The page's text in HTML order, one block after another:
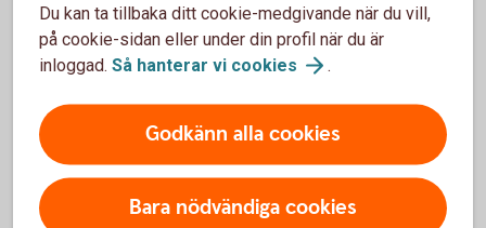
som gjorts under året.
Pengarna kan tidigast tas ut från din 55-årsdag och
kortaste utbetalningstid är fem år. Pengarna betalas i regel
ut månadsvis. Om du dör innan utbetalning påbörjats,
betalas pengarna ut till dina förmånstagare, det vill säga de
Du kan ta tillbaka ditt cookie-medgivande när du vill,
på cookie-sidan eller under din profil när du är
inloggad. Så hanterar vi cookies .
Godkänn alla cookies
Bara nödvändiga cookies